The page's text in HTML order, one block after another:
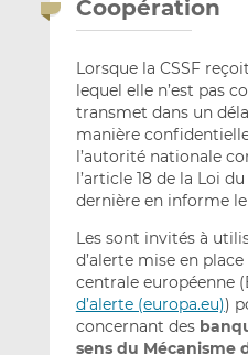
Coopération
Lorsque la CSSF
lequel elle n’est pas
transmet dans un
manière
l’autorité nationale
l’article 18 de la Loi
dernière en informe le
Les sont invités à
d’alerte mise en
centrale européenne
d’alerte (europa.eu))
concernant des
sens du Mécanisme